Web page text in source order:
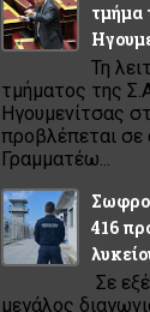
τμήμα
Τη
τμήματος της
Ηγουμενίτσας
προβλέπεται σε
Γραμματέω...
416
Σε
μεγάλος